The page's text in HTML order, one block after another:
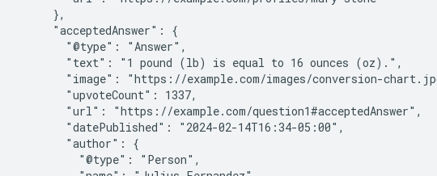
        },
        "acceptedAnswer": {
          "@type": "Answer",
          "text": "1 pound (lb) is equal to 16 ounces (oz).",
"image": "https://example.com/images/conversion-
          "upvoteCount": 1337,
          "url": "https://example.com/question1#acceptedAnswer",
          "datePublished": "2024-02-14T16:34-05:00",
          "author": {
            "@type": "Person",